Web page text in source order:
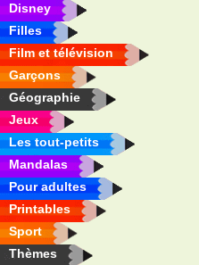
Disney
Filles
Film et télévision
Garçons
Géographie
Jeux
Les tout-petits
Mandalas
Pour adultes
Printables
Sport
Thèmes